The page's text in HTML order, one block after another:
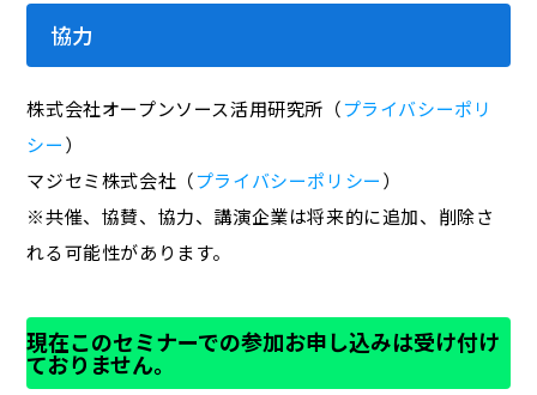
協力
株式会社オープンソース活用研究所（プライバシーポリ
シー）
マジセミ株式会社（プライバシーポリシー）
※共催、協賛、協力、講演企業は将来的に追加、削除さ
れる可能性があります。
現在このセミナーでの参加お申し込みは受け付け
ておりません。